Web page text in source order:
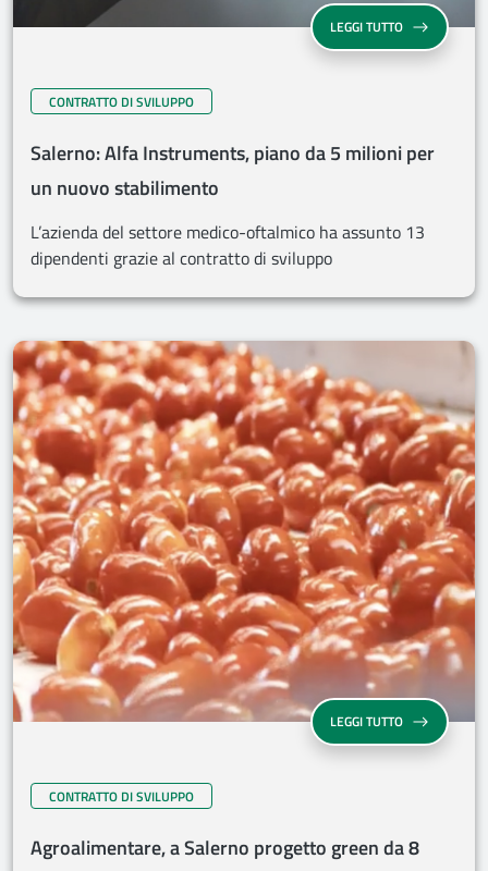
LEGGI TUTTO
CONTRATTO DI SVILUPPO
Salerno: Alfa Instruments, piano da 5 milioni per
un nuovo stabilimento
L’azienda del settore medico-oftalmico ha assunto 13
dipendenti grazie al contratto di sviluppo
LEGGI TUTTO
CONTRATTO DI SVILUPPO
Agroalimentare, a Salerno progetto green da 8